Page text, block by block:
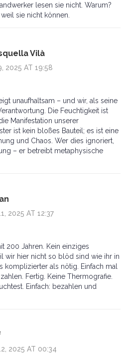
lesen sie nicht. Warum?
sie nicht können.
Vilà
2025 AT 19:58
unaufhaltsam – und wir, als seine
Die Feuchtigkeit ist
Manifestation unserer
ist kein bloßes Bauteil; es ist eine
und Chaos. Wer dies ignoriert,
– er betreibt metaphysische
2025 AT 12:37
200 Jahren. Kein einziges
wir hier nicht so blöd sind wie ihr in
komplizierter als nötig. Einfach mal
Fertig. Keine Thermografie.
Einfach: bezahlen und
2025 AT 00:34